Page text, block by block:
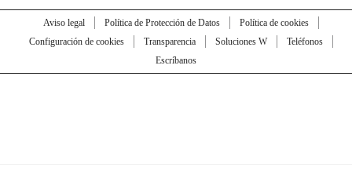
Aviso legal Política de Protección de Datos
Política de cookies
Configuración de cookies
Transparencia Soluciones W
Teléfonos
Escríbanos